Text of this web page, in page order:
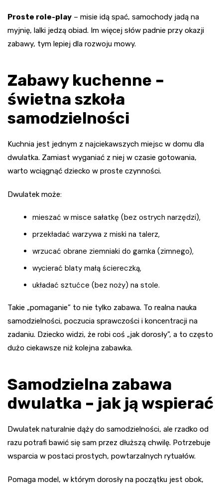
Proste role-play – misie idą spać, samochody jadą na
myjnię, lalki jedzą obiad. Im więcej słów padnie przy okazji
zabawy, tym lepiej dla rozwoju mowy.
Zabawy kuchenne –
świetna szkoła
samodzielności
Kuchnia jest jednym z najciekawszych miejsc w domu dla
dwulatka. Zamiast wyganiać z niej w czasie gotowania,
warto wciągnąć dziecko w proste czynności.
Dwulatek może:
mieszać w misce sałatkę (bez ostrych narzędzi),
przekładać warzywa z miski na talerz,
wrzucać obrane ziemniaki do garnka (zimnego),
wycierać blaty małą ściereczką,
układać sztućce (bez noży) na stole.
Takie „pomaganie” to nie tylko zabawa. To realna nauka
samodzielności, poczucia sprawczości i koncentracji na
zadaniu. Dziecko widzi, że robi coś „jak dorosły”, a to często
dużo ciekawsze niż kolejna zabawka.
Samodzielna zabawa
dwulatka – jak ją wspierać
Dwulatek naturalnie dąży do samodzielności, ale rzadko od
razu potrafi bawić się sam przez dłuższą chwilę. Potrzebuje
wsparcia w postaci prostych, powtarzalnych rytuałów.
Pomaga model, w którym dorosły na początku jest obok,